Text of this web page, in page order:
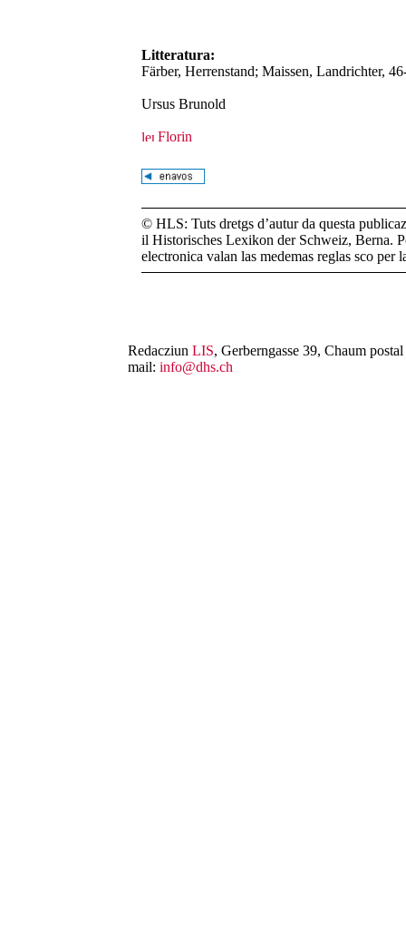
Litteratura:
Färber, Herrenstand; Maissen, Landrichter,
Ursus Brunold
Florin
© HLS: Tuts dretgs d’autur da questa
il Historisches Lexikon der Schweiz, Berna.
electronica valan las medemas reglas sco per
Redacziun LIS, Gerberngasse 39, Chaum
mail: info@dhs.ch